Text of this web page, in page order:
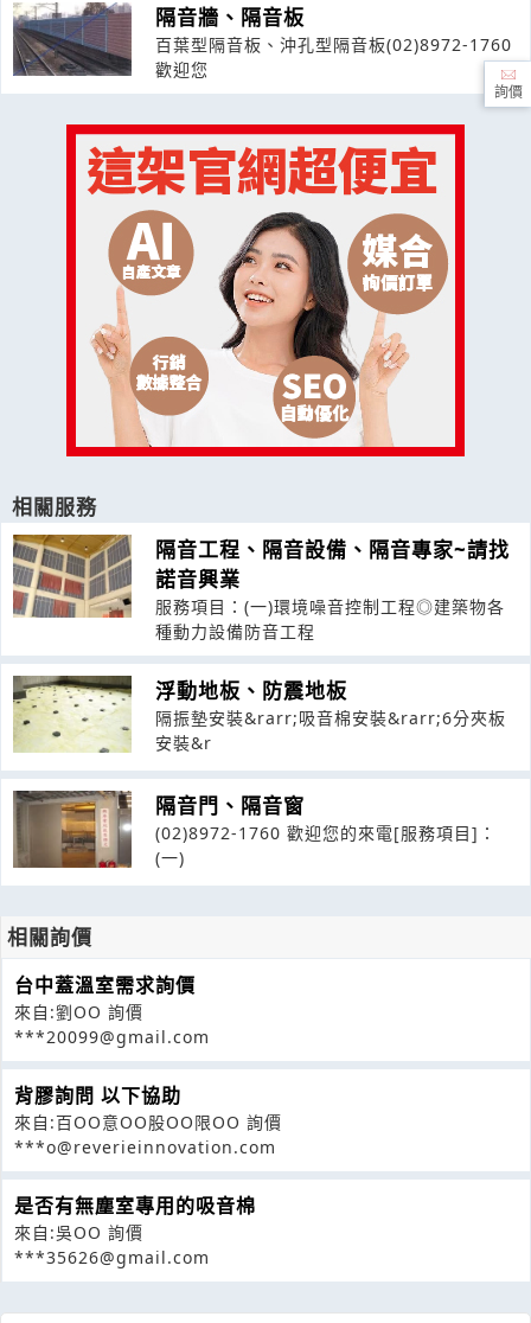
隔音牆、隔音板
百葉型隔音板、沖孔型隔音板(02)8972-1760
歡迎您
相關服務
隔音工程、隔音設備、隔音專家~請找
諾音興業
服務項目：(一)環境噪音控制工程◎建築物各
種動力設備防音工程
浮動地板、防震地板
隔振墊安裝&rarr;吸音棉安裝&rarr;6分夾板
安裝&r
隔音門、隔音窗
(02)8972-1760 歡迎您的來電[服務項目]：
(一)
相關詢價
台中蓋溫室需求詢價
來自:劉OO 詢價
***20099@gmail.com
背膠詢問 以下協助
來自:百OO意OO股OO限OO 詢價
***o@reverieinnovation.com
是否有無塵室專用的吸音棉
來自:吳OO 詢價
***35626@gmail.com
詢價